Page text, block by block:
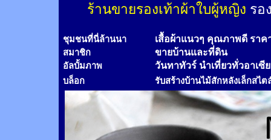
ร้านขายรองเท้าผ้าใบผู้หญิง รอ
ชุมชนที่นี่ล้านนา เสื้อผ้าแนวๆ คุณภาพดี ราค
สมาชิก ขายบ้านและที่ดิน
อัลบั้มภาพ วันทาทัวร์ นำเที่ยวทั่วอาเซี
บล็อก รับสร้างบ้านไม้สักหลังเล็กสไต